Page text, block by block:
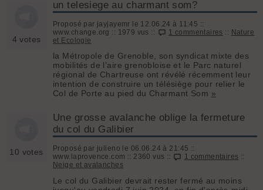
4 votes
un telesiege au charmant som?
Proposé par jayjayemr le 12.06.24 à 11:45 ::
www.change.org :: 1979 vus ::
1 commentaires :: Nature
et Ecologie
la Métropole de Grenoble, son syndicat mixte des
mobilités de l’aire grenobloise et le Parc naturel
régional de Chartreuse ont révélé récemment leur
intention de construire un télésiège pour relier le
Col de Porte au pied du Charmant Som »
10 votes
Une grosse avalanche oblige la fermeture
du col du Galibier
Proposé par julieno le 06.06.24 à 21:45 ::
www.laprovence.com :: 2360 vus ::
1 commentaires ::
Neige et avalanches
Le col du Galibier devrait rester fermé au moins